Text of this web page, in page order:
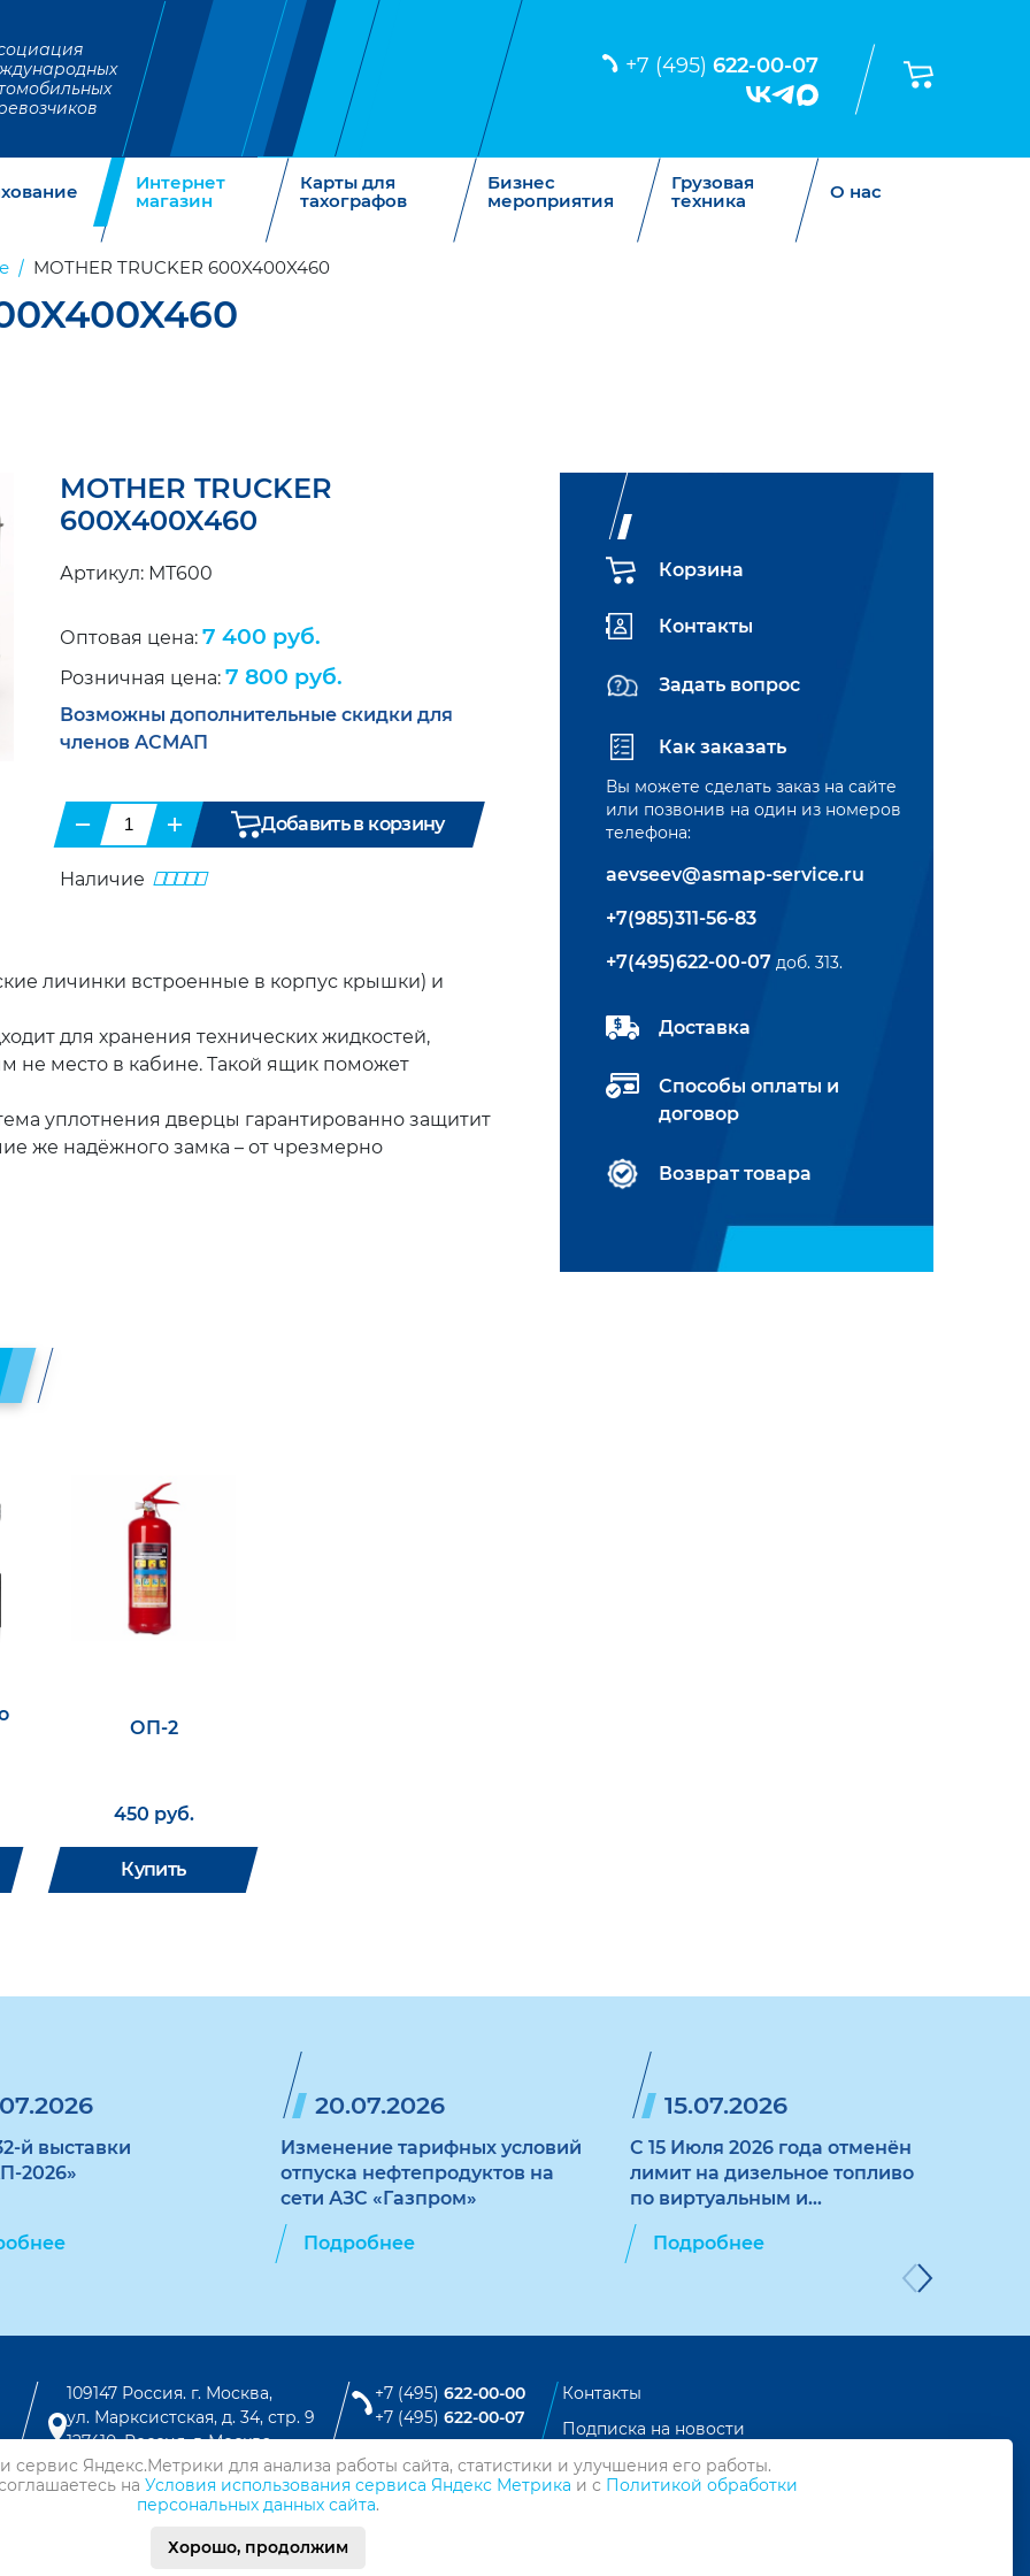
+7 (495) 622-00-07
Интернет
магазин
Карты для
тахографов
Бизнес
мероприятия
Грузовая
техника
О нас
MOTHER TRUCKER 600X400X460
MOTHER TRUCKER
600X400X460
Артикул: МТ600
Оптовая цена: 7 400 руб.
Розничная цена: 7 800 руб.
Возможны дополнительные скидки для
членов АСМАП
− + Добавить в корзину
Наличие
личинки встроенные в корпус крышки) и
для хранения технических жидкостей,
не место в кабине. Такой ящик поможет
уплотнения дверцы гарантированно защитит
же надёжного замка – от чрезмерно
ОП-2
450 руб.
Купить
Корзина
Контакты
Задать вопрос
Как заказать
Вы можете сделать заказ на сайте
или позвонив на один из номеров
телефона:
aevseev@asmap-service.ru
+7(985)311-56-83
+7(495)622-00-07 доб. 313.
Доставка
Способы оплаты и
договор
Возврат товара
й выставки
2026»
20.07.2026
Изменение тарифных условий
отпуска нефтепродуктов на
сети АЗС «Газпром»
Подробнее
15.07.2026
C 15 Июля 2026 года отменён
лимит на дизельное топливо
по виртуальным и
пластиковым картам
"ЛУКОЙЛ"
Подробнее
109147 Россия. г. Москва,
ул. Марксистская, д. 34, стр. 9
127410, Россия. г. Москва,
Алтуфьевское шоссе, 41
+7 (495)622-00-00
+7 (495)622-00-07
Telegram
MAX
Контакты
Подписка на новости
Политика конфиденциальности
Политика обработки персональных данных
Яндекс.Метрики для анализа работы сайта, статистики и улучшения его работы.
на Условия использования сервиса Яндекс Метрика и с Политикой обработки
персональных данных сайта.
Хорошо, продолжим